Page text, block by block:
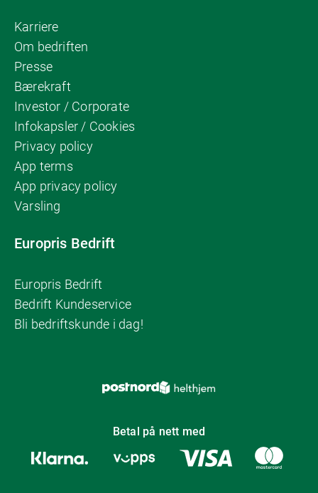
Karriere
Om bedriften
Presse
Bærekraft
Investor / Corporate
Infokapsler / Cookies
Privacy policy
App terms
App privacy policy
Varsling
Europris Bedrift
Europris Bedrift
Bedrift Kundeservice
Bli bedriftskunde i dag!
Betal på nett med